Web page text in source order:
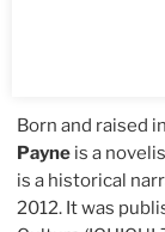
Born and raised
Payne is a
is a historical
2012. It was